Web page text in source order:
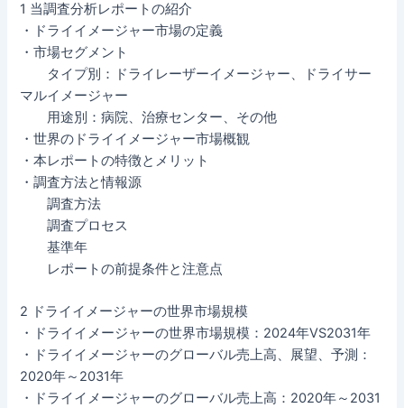
1 当調査分析レポートの紹介
・ドライイメージャー市場の定義
・市場セグメント
タイプ別：ドライレーザーイメージャー、ドライサー
マルイメージャー
用途別：病院、治療センター、その他
・世界のドライイメージャー市場概観
・本レポートの特徴とメリット
・調査方法と情報源
調査方法
調査プロセス
基準年
レポートの前提条件と注意点
2 ドライイメージャーの世界市場規模
・ドライイメージャーの世界市場規模：2024年VS2031年
・ドライイメージャーのグローバル売上高、展望、予測：
2020年～2031年
・ドライイメージャーのグローバル売上高：2020年～2031